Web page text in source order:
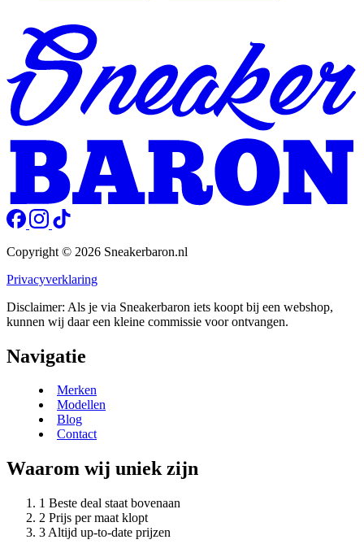
Copyright © 2026 Sneakerbaron.nl
Privacyverklaring
Disclaimer: Als je via Sneakerbaron iets koopt bij een webshop,
kunnen wij daar een kleine commissie voor ontvangen.
Navigatie
Merken
Modellen
Blog
Contact
Waarom wij uniek zijn
Beste deal staat bovenaan
Prijs per maat klopt
Altijd up-to-date prijzen